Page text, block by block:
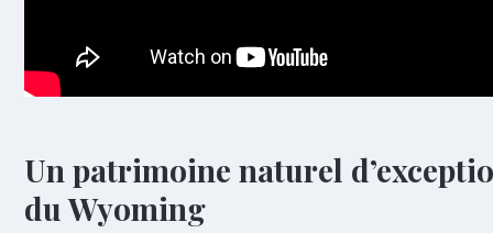
Un patrimoine naturel
du Wyoming